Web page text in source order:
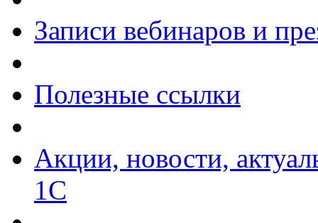
Записи вебинаров и
Полезные ссылки
Акции, новости,
1С